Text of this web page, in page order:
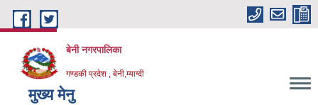
Skip to main content
बेनी नगरपालिका
गण्डकी प्रदेश , बेनी,म्याग्दी
मुख्य मेनु